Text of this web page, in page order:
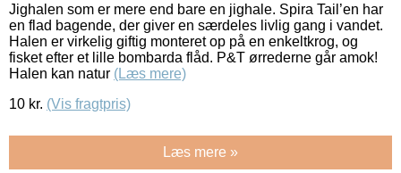
Jighalen som er mere end bare en jighale. Spira Tail’en har
en flad bagende, der giver en særdeles livlig gang i vandet.
Halen er virkelig giftig monteret op på en enkeltkrog, og
fisket efter et lille bombarda flåd. P&T ørrederne går amok!
Halen kan natur (Læs mere)
10 kr. (Vis fragtpris)
Læs mere »